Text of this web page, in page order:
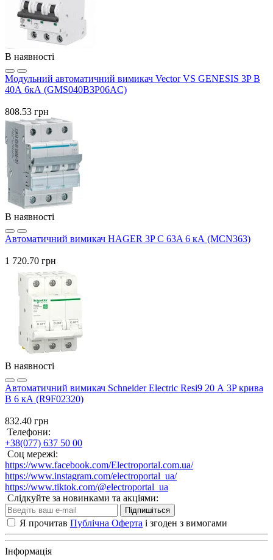
В наявності
Модульний автоматичний вимикач Vector VS GENESIS 3P B
40А 6кА (GMS040B3P06AC)
808.53 грн
В наявності
Автоматичний вимикач HAGER 3P C 63A 6 кА (MCN363)
1 720.70 грн
В наявності
Автоматичний вимикач Schneider Electric Resi9 20 А 3P крива
B 6 кА (R9F02320)
832.40 грн
Телефони:
+38(077) 637 50 00
Соц мережі:
https://www.facebook.com/Electroportal.com.ua/
https://www.instagram.com/electroportal_ua/
https://www.tiktok.com/@electroportal_ua
Слідкуйте за новинками та акціями:
Підпишіться
Я прочитав Публічна Оферта і згоден з вимогами
Інформація